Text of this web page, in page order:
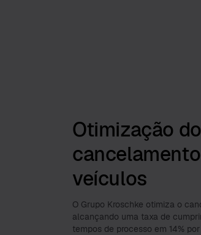
Otimização
veículos
O Grupo Kroschke otimiza o
alcançando uma taxa de
tempos de processo em 14%